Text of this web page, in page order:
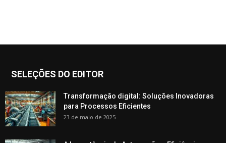
SELEÇÕES DO EDITOR
Transformação digital: Soluções Inovadoras
para Processos Eficientes
23 de maio de 2025